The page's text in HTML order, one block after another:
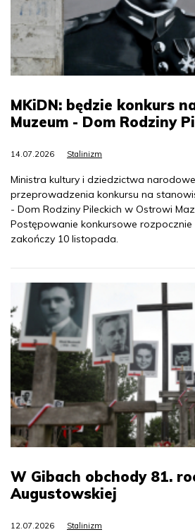
MKiDN: będzie konkurs
Muzeum - Dom Rodziny
14.07.2026 Stalinizm
Ministra kultury i dziedzictwa
przeprowadzenia konkursu na
- Dom Rodziny Pileckich w Ostrowi
Postępowanie konkursowe rozpocznie
zakończy 10 listopada.
W Gibach obchody 81.
Augustowskiej
12.07.2026 Stalinizm